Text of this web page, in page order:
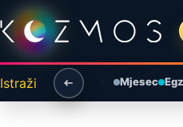
Preskoči na sadržaj
Istraži Mjesec